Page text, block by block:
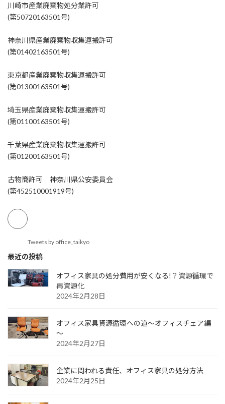
川崎市産業廃棄物処分業許可
(第50720163501号)
神奈川県産業廃棄物収集運搬許可
(第01402163501号)
東京都産業廃棄物収集運搬許可
(第01300163501号)
埼玉県産業廃棄物収集運搬許可
(第01100163501号)
千葉県産業廃棄物収集運搬許可
(第01200163501号)
古物商許可 神奈川県公安委員会
(第452510001919号)
Tweets by office_taikyo
最近の投稿
オフィス家具の処分費用が安くなる!？資源循環で
再資源化
2024年2月28日
オフィス家具資源循環への道～オフィスチェア編
～
2024年2月27日
企業に問われる責任、オフィス家具の処分方法
2024年2月25日